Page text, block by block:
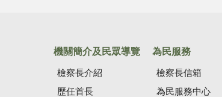
機關簡介及民眾導覽
檢察長介紹
歷任首長
為民服務
檢察長信箱
為民服務中心